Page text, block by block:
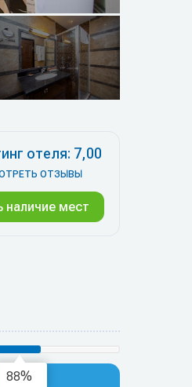
ОТЗЫВЫ
отеля: 7,00
наличие мест